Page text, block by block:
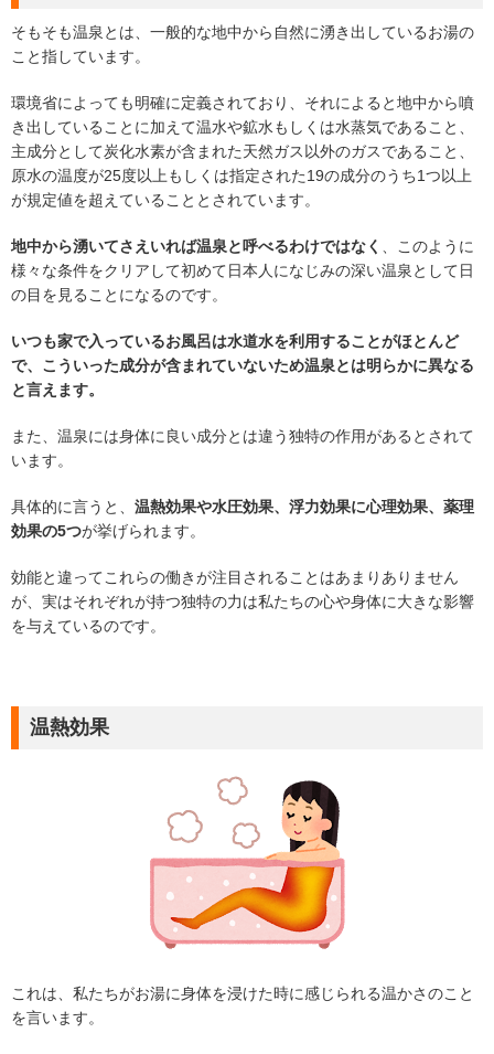
そもそも温泉とは、一般的な地中から自然に湧き出しているお湯の
こと指しています。
環境省によっても明確に定義されており、それによると地中から噴
き出していることに加えて温水や鉱水もしくは水蒸気であること、
主成分として炭化水素が含まれた天然ガス以外のガスであること、
原水の温度が25度以上もしくは指定された19の成分のうち1つ以上
が規定値を超えていることとされています。
地中から湧いてさえいれば温泉と呼べるわけではなく 、このように
様々な条件をクリアして初めて日本人になじみの深い温泉として日
の目を見ることになるのです。
いつも家で入っているお風呂は水道水を利用することがほとんど
で、こういった成分が含まれていないため温泉とは明らかに異なる
と言えます。
また、温泉には身体に良い成分とは違う独特の作用があるとされて
います。
具体的に言うと、 温熱効果や水圧効果、浮力効果に心理効果、薬理
効果の5つが挙げられます。
効能と違ってこれらの働きが注目されることはあまりありません
が、実はそれぞれが持つ独特の力は私たちの心や身体に大きな影響
を与えているのです。
温熱効果
これは、私たちがお湯に身体を浸けた時に感じられる温かさのこと
を言います。